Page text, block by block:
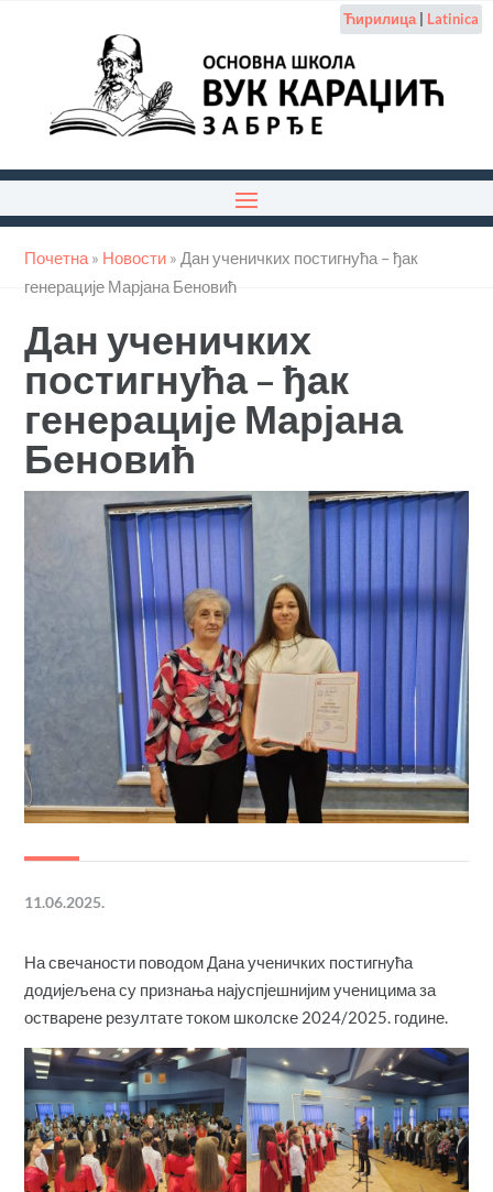
Ћирилица| Latinica
Почетна » Новости » Дан ученичких постигнућа – ђак
генерације Марјана Беновић
Дан ученичких
постигнућа – ђак
генерације Марјана
Беновић
11.06.2025.
На свечаности поводом Дана ученичких постигнућа
додијељена су признања најуспјешнијим ученицима за
остварене резултате током школске 2024/2025. године.